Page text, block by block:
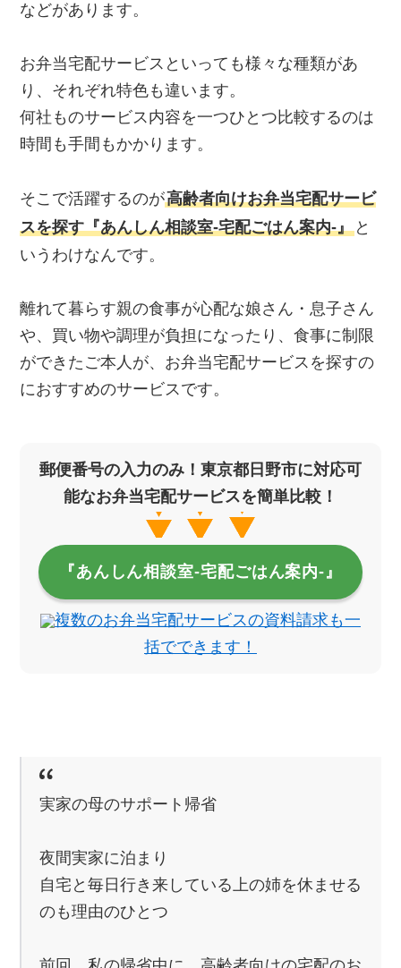
などがあります。
お弁当宅配サービスといっても様々な種類があ
り、それぞれ特色も違います。
何社ものサービス内容を一つひとつ比較するのは
時間も手間もかかります。
そこで活躍するのが高齢者向けお弁当宅配サービ
スを探す『あんしん相談室‐宅配ごはん案内‐』 と
いうわけなんです。
離れて暮らす親の食事が心配な娘さん・息子さん
や、買い物や調理が負担になったり、食事に制限
ができたご本人が、お弁当宅配サービスを探すの
におすすめのサービスです。
郵便番号の入力のみ！東京都日野市に対応可
能なお弁当宅配サービスを簡単比較！
『あんしん相談室‐宅配ごはん案内‐』
複数のお弁当宅配サービスの資料請求も一
括でできます！
実家の母のサポート帰省
夜間実家に泊まり
自宅と毎日行き来している上の姉を休ませる
のも理由のひとつ